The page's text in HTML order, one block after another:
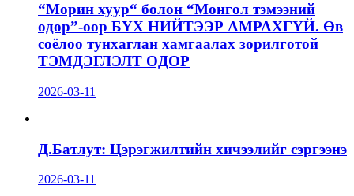
“Морин хуур“ болон “Монгол тэмээний
өдөр”-өөр БҮХ НИЙТЭЭР АМРАХГҮЙ. Өв
соёлоо тунхаглан хамгаалах зорилготой
ТЭМДЭГЛЭЛТ ӨДӨР
2026-03-11
Д.Батлут: Цэрэгжилтийн хичээлийг сэргээнэ
2026-03-11